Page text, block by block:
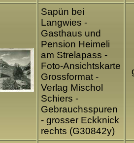
Sapün bei
Langwies -
Gasthaus und
Pension Heimeli
am Strelapass -
Foto-Ansichtskarte
Grossformat -
Verlag Mischol
Schiers -
Gebrauchsspuren
- grosser Eckknick
rechts (G30842y)